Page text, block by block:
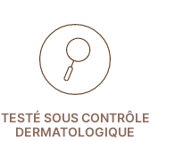
TESTÉ SOUS CONTRÔLE
DERMATOLOGIQUE